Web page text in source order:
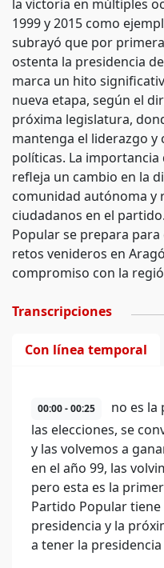
la victoria en múltiples
1999 y 2015 como
subrayó que por
ostenta la presidencia
marca un hito
nueva etapa, según el
próxima legislatura,
mantenga el liderazgo
políticas. La
refleja un cambio en la
comunidad autónoma y
ciudadanos en el
Popular se prepara
retos venideros en
compromiso con la
Transcripciones
Con línea temporal
00:00 - 00:25
no es la
las elecciones, se
y las volvemos a
en el año 99, las
pero esta es la
Partido Popular
presidencia y la
a tener la